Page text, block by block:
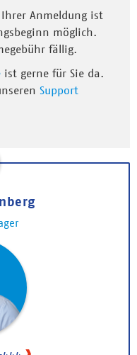
Anmeldung ist
möglich.
fällig.
ist gerne für Sie da.
Support